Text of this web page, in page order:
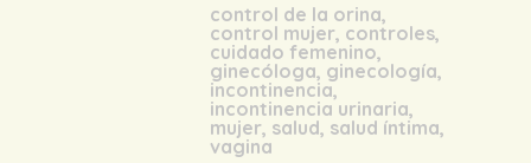
control de la orina,
control mujer, controles,
cuidado femenino,
ginecóloga, ginecología,
incontinencia,
incontinencia urinaria,
mujer, salud, salud íntima,
vagina